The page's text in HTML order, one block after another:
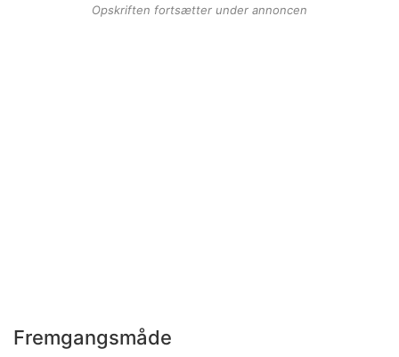
Opskriften fortsætter under annoncen
Fremgangsmåde